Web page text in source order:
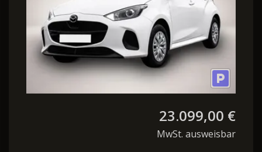
23.099,00 €
MwSt. ausweisbar